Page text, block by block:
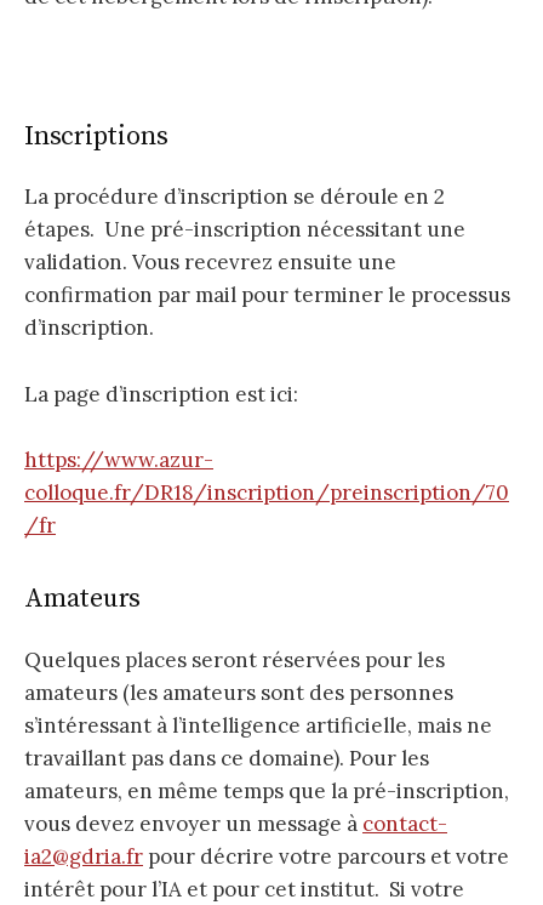
Inscriptions
La procédure d’inscription se déroule en 2
étapes. Une pré-inscription nécessitant une
validation. Vous recevrez ensuite une
confirmation par mail pour terminer le processus
d’inscription.
La page d’inscription est ici:
https://www.azur-
colloque.fr/DR18/inscription/preinscription/70
/fr
Amateurs
Quelques places seront réservées pour les
amateurs (les amateurs sont des personnes
s’intéressant à l’intelligence artificielle, mais ne
travaillant pas dans ce domaine). Pour les
amateurs, en même temps que la pré-inscription,
vous devez envoyer un message à contact-
ia2@gdria.fr pour décrire votre parcours et votre
intérêt pour l’IA et pour cet institut. Si votre